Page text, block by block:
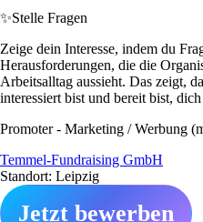
✨Stelle Fragen
Zeige dein Interesse, indem du
Herausforderungen, die die
Arbeitsalltag aussieht. Das zeigt,
interessiert bist und bereit bist,
Promoter - Marketing / Werbung
Temmel-Fundraising GmbH
Standort: Leipzig
Jetzt bewerben